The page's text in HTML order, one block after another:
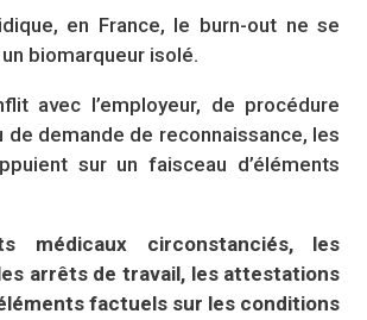
en France, le burn-out ne se
biomarqueur isolé.
avec l’employeur, de procédure
de demande de reconnaissance, les
sur un faisceau d’éléments
médicaux circonstanciés, les
arrêts de travail, les attestations
factuels sur les conditions